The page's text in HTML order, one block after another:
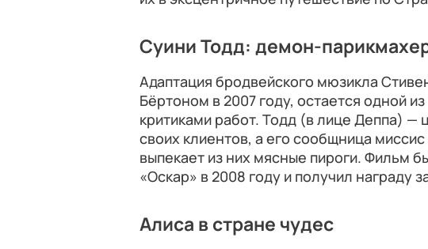
Суини Тодд: демон-
Адаптация бродвейского мюзикла
Бёртоном в 2007 году, остается одной
критиками работ. Тодд (в лице Деппа) —
своих клиентов, а его сообщница
выпекает из них мясные пироги. Фильм
«Оскар» в 2008 году и получил награду
Алиса в стране чудес